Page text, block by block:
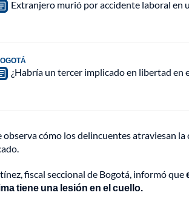
Extranjero murió por accidente laboral en
¿Habría un tercer implicado en libertad en
observa cómo los delincuentes atraviesan
fiscal seccional de Bogotá, informó que
tiene una lesión en el cuello.